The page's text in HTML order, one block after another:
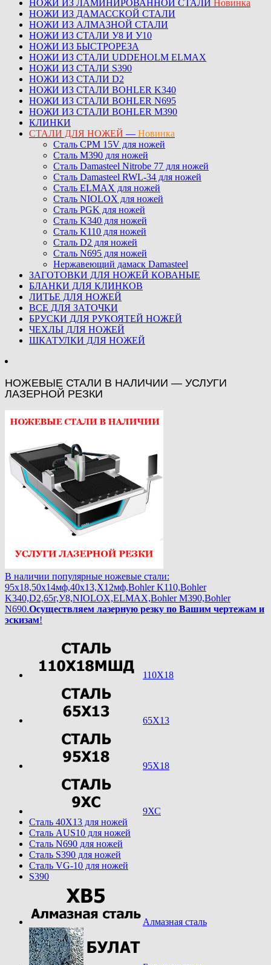
НОЖИ ИЗ ЛАМИНИРОВАННОЙ СТАЛИ Новинка
НОЖИ ИЗ ДАМАССКОЙ СТАЛИ
НОЖИ ИЗ АЛМАЗНОЙ СТАЛИ
НОЖИ ИЗ СТАЛИ У8 И У10
НОЖИ ИЗ БЫСТРОРЕЗА
НОЖИ ИЗ СТАЛИ UDDEHOLM ELMAX
НОЖИ ИЗ СТАЛИ S390
НОЖИ ИЗ СТАЛИ D2
НОЖИ ИЗ СТАЛИ BOHLER K340
НОЖИ ИЗ СТАЛИ BOHLER N695
НОЖИ ИЗ СТАЛИ BOHLER M390
КЛИНКИ
СТАЛИ ДЛЯ НОЖЕЙ — Новинка
Сталь CPM 15V для ножей
Сталь M390 для ножей
Сталь Damasteel Nitrobe 77 для ножей
Сталь Damasteel RWL-34 для ножей
Сталь ELMAX для ножей
Сталь NIOLOX для ножей
Сталь PGK для ножей
Сталь K340 для ножей
Сталь K110 для ножей
Сталь D2 для ножей
Сталь N695 для ножей
Нержавеющий дамаск Damasteel
ЗАГОТОВКИ ДЛЯ НОЖЕЙ КОВАНЫЕ
БЛАНКИ ДЛЯ КЛИНКОВ
ЛИТЬЕ ДЛЯ НОЖЕЙ
ВСЕ ДЛЯ ЗАТОЧКИ
БРУСКИ ДЛЯ РУКОЯТЕЙ НОЖЕЙ
ЧЕХЛЫ ДЛЯ НОЖЕЙ
ШКАТУЛКИ ДЛЯ НОЖЕЙ
НОЖЕВЫЕ СТАЛИ В НАЛИЧИИ — УСЛУГИ
ЛАЗЕРНОЙ РЕЗКИ
В наличии популярные ножевые стали:
95х18,50х14мф,40х13,Х12мф,Bohler K110,Bohler
K340,D2,65г,У8,NIOLOX,ELMAX,Bohler М390,Bohler
N690.Осуществляем лазерную резку по Вашим чертежам и
эскизам!
110Х18
65Х13
95Х18
9ХС
Cталь 40Х13 для ножей
Cталь AUS10 для ножей
Cталь N690 для ножей
Cталь S390 для ножей
Cталь VG-10 для ножей
S390
Алмазная сталь